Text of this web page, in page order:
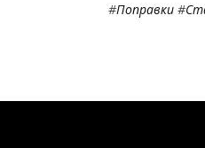
#Поправки #